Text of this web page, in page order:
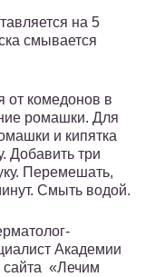
на 5
смывается
от комедонов в
ромашки. Для
и кипятка
Добавить три
Перемешать,
Смыть водой.
Академии
сайта «Лечим